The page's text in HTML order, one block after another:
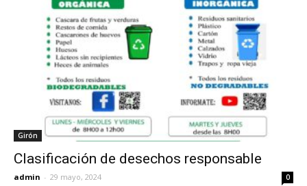
Girón
Clasificación de desechos responsable
admin - 29 mayo, 2024 0